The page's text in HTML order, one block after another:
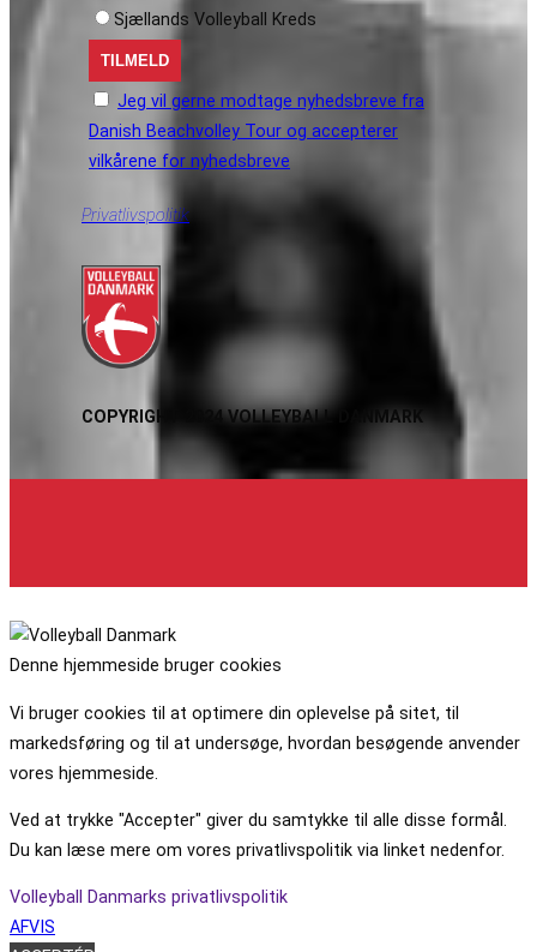
Sjællands Volleyball Kreds
Jeg vil gerne modtage nyhedsbreve fra
Danish Beachvolley Tour og accepterer
vilkårene for nyhedsbreve
Privatlivspolitik
COPYRIGHT 2024 VOLLEYBALL DANMARK
Denne hjemmeside bruger cookies
Vi bruger cookies til at optimere din oplevelse på sitet, til
markedsføring og til at undersøge, hvordan besøgende anvender
vores hjemmeside.
Ved at trykke "Accepter" giver du samtykke til alle disse formål.
Du kan læse mere om vores privatlivspolitik via linket nedenfor.
Volleyball Danmarks privatlivspolitik
AFVIS